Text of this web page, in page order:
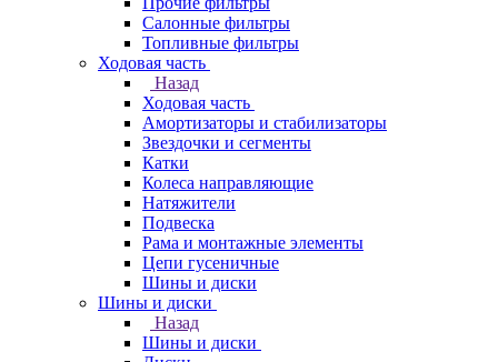
Салонные фильтры
Топливные фильтры
Ходовая часть
Назад
Ходовая часть
Амортизаторы и стабилизаторы
Звездочки и сегменты
Катки
Колеса направляющие
Натяжители
Подвеска
Рама и монтажные элементы
Цепи гусеничные
Шины и диски
Шины и диски
Назад
Шины и диски